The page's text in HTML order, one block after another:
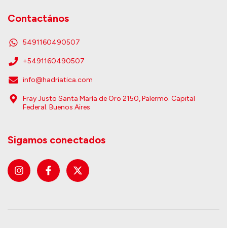
Contactános
5491160490507
+5491160490507
info@hadriatica.com
Fray Justo Santa María de Oro 2150, Palermo. Capital
Federal. Buenos Aires
Sigamos conectados